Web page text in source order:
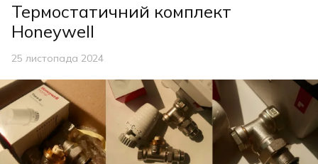
Термостатичний комплект
Honeywell
25 листопада 2024